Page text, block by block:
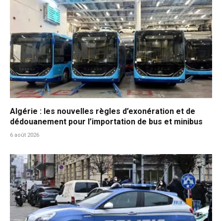
Algérie : les nouvelles règles d’exonération et de
dédouanement pour l’importation de bus et minibus
6 août 2026